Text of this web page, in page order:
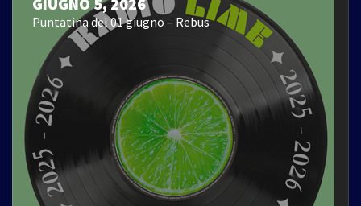
Puntatina del 01 giugno – Rebus